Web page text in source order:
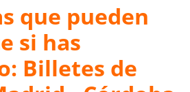
que pueden
si has
Billetes de